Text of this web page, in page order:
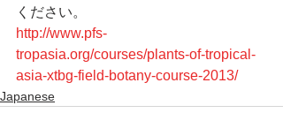
ください。
http://www.pfs-
tropasia.org/courses/plants-of-tropical-
asia-xtbg-field-botany-course-2013/
Japanese